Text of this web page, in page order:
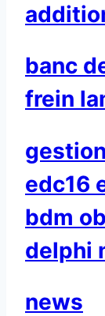
banc
frein
edc16
bdm
delphi
news